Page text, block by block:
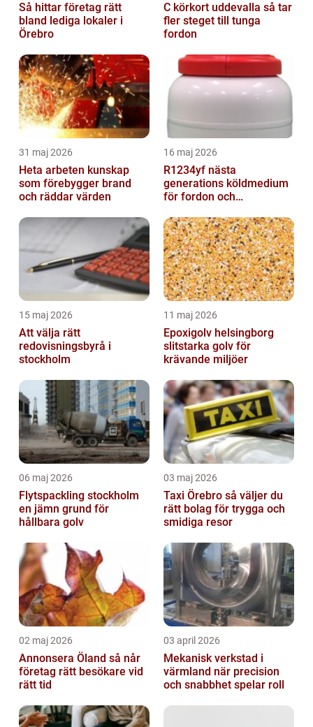
Så hittar företag rätt
bland lediga lokaler i
Örebro
C körkort uddevalla så tar
fler steget till tunga
fordon
31 maj 2026
Heta arbeten kunskap
som förebygger brand
och räddar värden
16 maj 2026
R1234yf nästa
generations köldmedium
för fordon och
15 maj 2026
Att välja rätt
redovisningsbyrå i
stockholm
11 maj 2026
Epoxigolv helsingborg
slitstarka golv för
krävande miljöer
06 maj 2026
Flytspackling stockholm
en jämn grund för
hållbara golv
03 maj 2026
Taxi Örebro så väljer du
rätt bolag för trygga och
smidiga resor
02 maj 2026
Annonsera Öland så når
företag rätt besökare vid
rätt tid
03 april 2026
Mekanisk verkstad i
värmland när precision
och snabbhet spelar roll